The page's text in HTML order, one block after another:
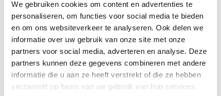
We gebruiken cookies om content en advertenties te
personaliseren, om functies voor social media te bieden
en om ons websiteverkeer te analyseren. Ook delen we
informatie over uw gebruik van onze site met onze
partners voor social media, adverteren en analyse. Deze
partners kunnen deze gegevens combineren met andere
informatie die u aan ze heeft verstrekt of die ze hebben
verzameld op basis van uw gebruik van hun services.
Apple iPhone SE – 128GB – Zwart | Tweedehands |
79%
Op werkdagen vóór 15u besteld, vandaag verzonden!
€99,99
Toevoegen aan winkelwagen